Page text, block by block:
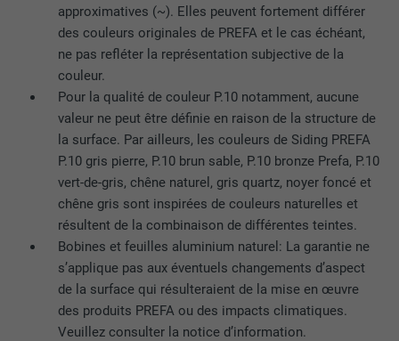
approximatives (~). Elles peuvent fortement différer
des couleurs originales de PREFA et le cas échéant,
ne pas refléter la représentation subjective de la
couleur.
Pour la qualité de couleur P.10 notamment, aucune
valeur ne peut être définie en raison de la structure de
la surface. Par ailleurs, les couleurs de Siding PREFA
P.10 gris pierre, P.10 brun sable, P.10 bronze Prefa, P.10
vert-de-gris, chêne naturel, gris quartz, noyer foncé et
chêne gris sont inspirées de couleurs naturelles et
résultent de la combinaison de différentes teintes.
Bobines et feuilles aluminium naturel: La garantie ne
s’applique pas aux éventuels changements d’aspect
de la surface qui résulteraient de la mise en œuvre
des produits PREFA ou des impacts climatiques.
Veuillez consulter la notice d’information.
NOM lissc
FOURNISSEUR LinkedIn
EXPIRATION 1 an
Est utilisé pour garantir que le même
attribut SameSite est disponible pour
tous les cookies dans ce navigateur
NOM _fbp
FOURNISSEUR Facebook